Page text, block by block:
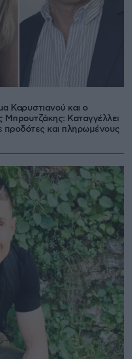
Καρυστιανού και ο
Μπρουτζάκης: Καταγγέλλει
προδότες και πληρωμένους